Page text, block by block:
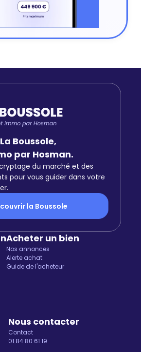
Boussole,
par Hosman.
du marché et des
pour vous guider dans votre
la Boussole
Acheter un bien
Nos annonces
Alerte achat
Guide de l'acheteur
Nous contacter
Contact
01 84 80 61 19